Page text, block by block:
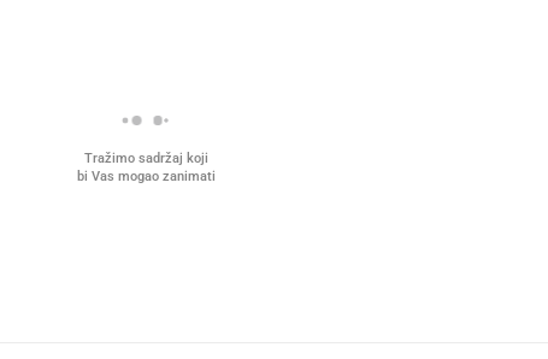
Tražimo sadržaj koji
bi Vas mogao zanimati